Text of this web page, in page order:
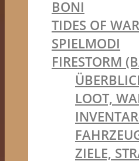
BONI
TIDES OF WAR
SPIELMODI
FIRESTORM
LOOT,
ZIELE,